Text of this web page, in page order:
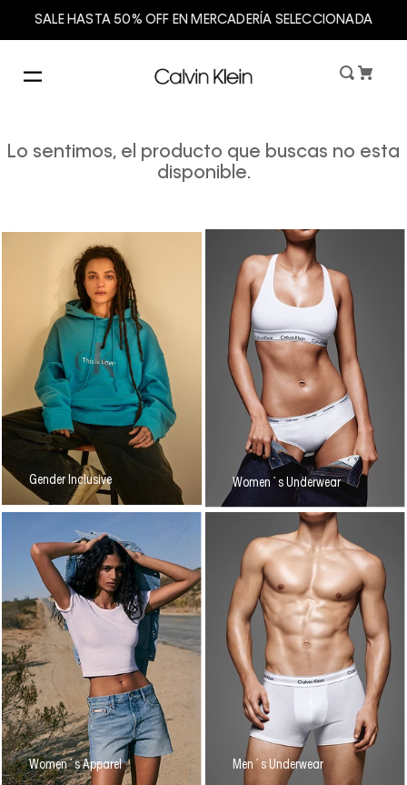
SALE HASTA 50% OFF EN MERCADERÍA SELECCIONADA
Lo sentimos, el producto que buscas no esta
disponible.
Gender Inclusive Women´s Underwear
Women´s Apparel Men´s Underwear